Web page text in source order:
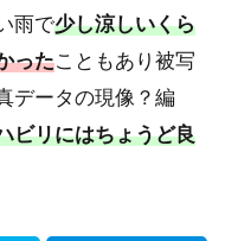
雨で少し涼しいくら
ったこともあり被写
データの現像？編
ビリにはちょうど良